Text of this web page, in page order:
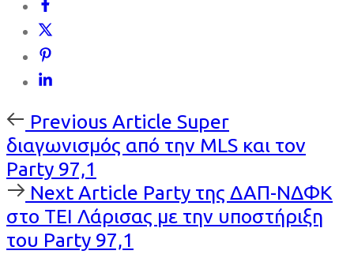
Previous
Article
Previous Article Super
διαγωνισμός από την MLS και τον
Party 97,1
Next
Article
Next Article Party της ΔΑΠ-ΝΔΦΚ
στο ΤΕΙ Λάρισας με την υποστήριξη
του Party 97,1